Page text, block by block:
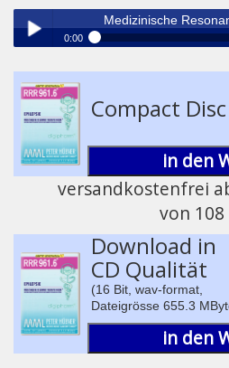
Play /
Medizinische
0:00
Compact Disc
in den
versandkostenfrei
von 108
Download in
CD Qualität
(16 Bit, wav-format,
Dateigrösse 655.3
in den